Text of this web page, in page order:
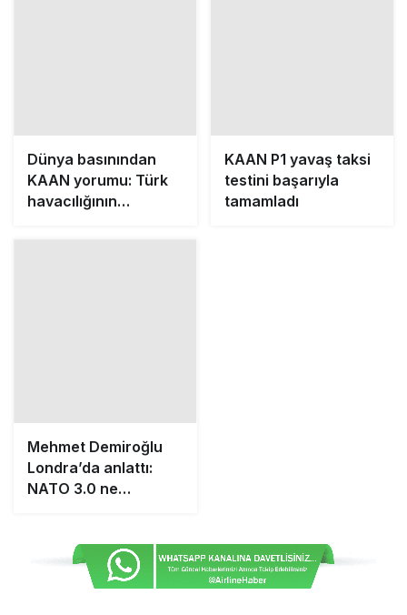
Dünya basınından
KAAN yorumu: Türk
havacılığının
KAAN P1 yavaş taksi
testini başarıyla
tamamladı
Mehmet Demiroğlu
Londra’da anlattı:
NATO 3.0 ne